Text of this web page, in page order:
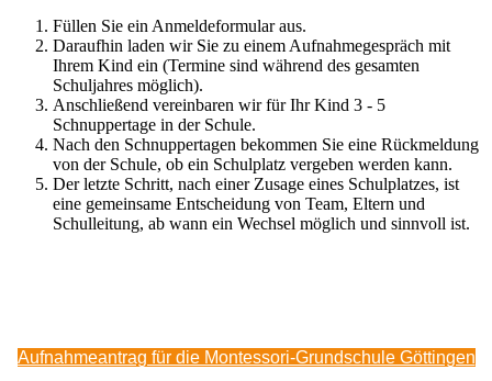
Füllen Sie ein Anmeldeformular aus.
Daraufhin laden wir Sie zu einem Aufnahmegespräch mit
Ihrem Kind ein (Termine sind während des gesamten
Schuljahres möglich).
Anschließend vereinbaren wir für Ihr Kind 3 - 5
Schnuppertage in der Schule.
Nach den Schnuppertagen bekommen Sie eine Rückmeldung
von der Schule, ob ein Schulplatz vergeben werden kann.
Der letzte Schritt, nach einer Zusage eines Schulplatzes, ist
eine gemeinsame Entscheidung von Team, Eltern und
Schulleitung, ab wann ein Wechsel möglich und sinnvoll ist.
Aufnahmeantrag für die Montessori-Grundschule Göttingen